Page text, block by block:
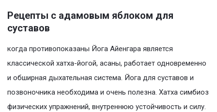
Рецепты с адамовым яблоком для
суставов
когда противопоказаны Йога Айенгара является
классической хатха-йогой, асаны, работает одновременно
и обширная дыхательная система. Йога для суставов и
позвоночника необходима и очень полезна. Хатха симбиоз
физических упражнений, внутреннюю устойчивость и силу.